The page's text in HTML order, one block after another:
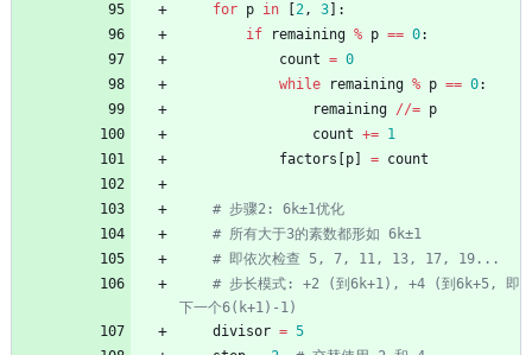
for p in 2, 3
:
if
remaining % p == 0:
count = 0
while
remaining % p == 0:
remaining //= p
count += 1
factors
p = count
# 步骤2: 6k±1优化
# 所有大于3的素数都形如 6k±1
# 即依次检查 5, 7, 11, 13, 17, 19...
# 步长模式: +2 (到6k+1), +4 (到6k+5, 即
下一个6(k+1)-1)
divisor = 5